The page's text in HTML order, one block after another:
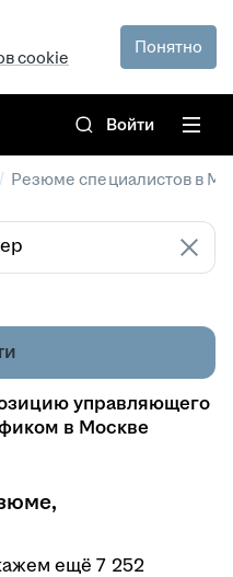
cookie
Понятно
Войти
/ Резюме специалистов в
управляющего
в Москве
ещё 7 252